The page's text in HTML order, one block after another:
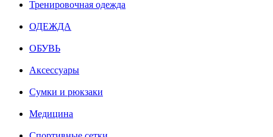
Тренировочная одежда
ОДЕЖДА
ОБУВЬ
Аксессуары
Сумки и рюкзаки
Медицина